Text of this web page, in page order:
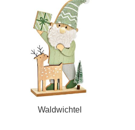
Waldwichtel